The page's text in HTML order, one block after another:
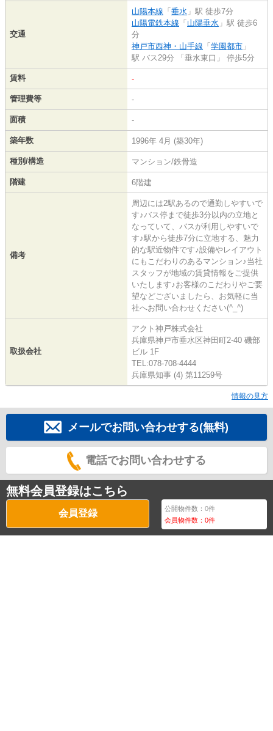
交通
山陽本線 「 垂水 」駅 徒歩7分
山陽電鉄本線 「 山陽垂水 」駅 徒歩6
分
神戸市西神・山手線 「 学園都市 」
駅 バス29分 「垂水東口」 停歩5分
賃料 -
管理費等 -
面積 -
築年数 1996年 4月 (築30年)
種別/構造 マンション/鉄骨造
階建 6階建
備考
周辺には2駅あるので通勤しやすいで
す♪バス停まで徒歩3分以内の立地と
なっていて、バスが利用しやすいで
す♪駅から徒歩7分に立地する、魅力
的な駅近物件です♪設備やレイアウト
にもこだわりのあるマンション♪当社
スタッフが地域の賃貸情報をご提供
いたします♪お客様のこだわりやご要
望などございましたら、お気軽に当
社へお問い合わせください(^_^)
取扱会社
アクト神戸株式会社
兵庫県神戸市垂水区神田町2-40 磯部
ビル 1F
TEL:078-708-4444
兵庫県知事 (4) 第11259号
情報の見方
メールでお問い合わせする(無料)
電話でお問い合わせする
無料会員登録はこちら
会員登録 公開物件数：0件
会員物件数：0件